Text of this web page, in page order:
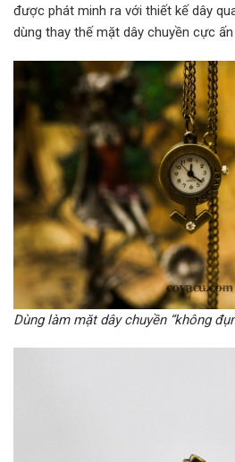
được phát minh ra với thiết kế dây
dùng thay thế mặt dây chuyền cực
Dùng làm mặt dây chuyền “không